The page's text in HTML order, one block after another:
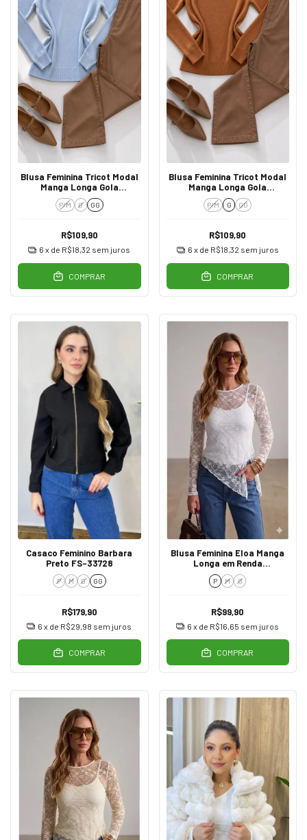
Blusa Feminina Tricot Modal
Manga Longa Gola
Trabalhada Azul
P/M G GG
R$109,90
6 x de R$18,32 sem juros
COMPRAR
Blusa Feminina Tricot Modal
Manga Longa Gola
Trabalhada Caramelo
P/M G GG
R$109,90
6 x de R$18,32 sem juros
COMPRAR
Casaco Feminino Barbara
Preto FS-33728
P M G GG
R$179,90
6 x de R$29,98 sem juros
COMPRAR
Blusa Feminina Eloa Manga
Longa em Renda
Transparente Branca
P M G
R$99,90
6 x de R$16,65 sem juros
COMPRAR